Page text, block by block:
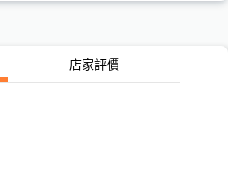
店家評價